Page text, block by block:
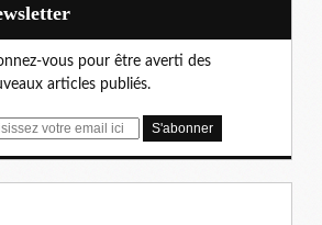
vous pour être averti des
articles publiés.